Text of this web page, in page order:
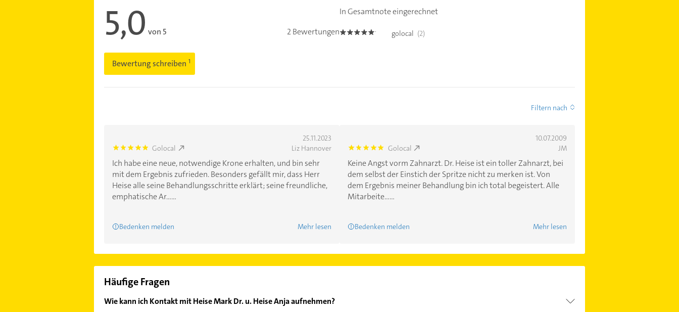
5,0 von 5 2 Bewertungen
Bewertung schreiben
In Gesamtnote eingerechnet
5.0 golocal (2)
Filtern nach
25.11.2023
5.0 Golocal Liz Hannover
Ich habe eine neue, notwendige Krone erhalten, und bin sehr
mit dem Ergebnis zufrieden. Besonders gefällt mir, dass Herr
Heise alle seine Behandlungsschritte erklärt; seine freundliche,
emphatische Ar......
Bedenken melden Mehr lesen
10.07.2009
5.0 Golocal JM
Keine Angst vorm Zahnarzt. Dr. Heise ist ein toller Zahnarzt, bei
dem selbst der Einstich der Spritze nicht zu merken ist. Von
dem Ergebnis meiner Behandlung bin ich total begeistert. Alle
Mitarbeite......
Bedenken melden Mehr lesen
Häufige Fragen
Wie kann ich Kontakt mit Heise Mark Dr. u. Heise Anja aufnehmen?